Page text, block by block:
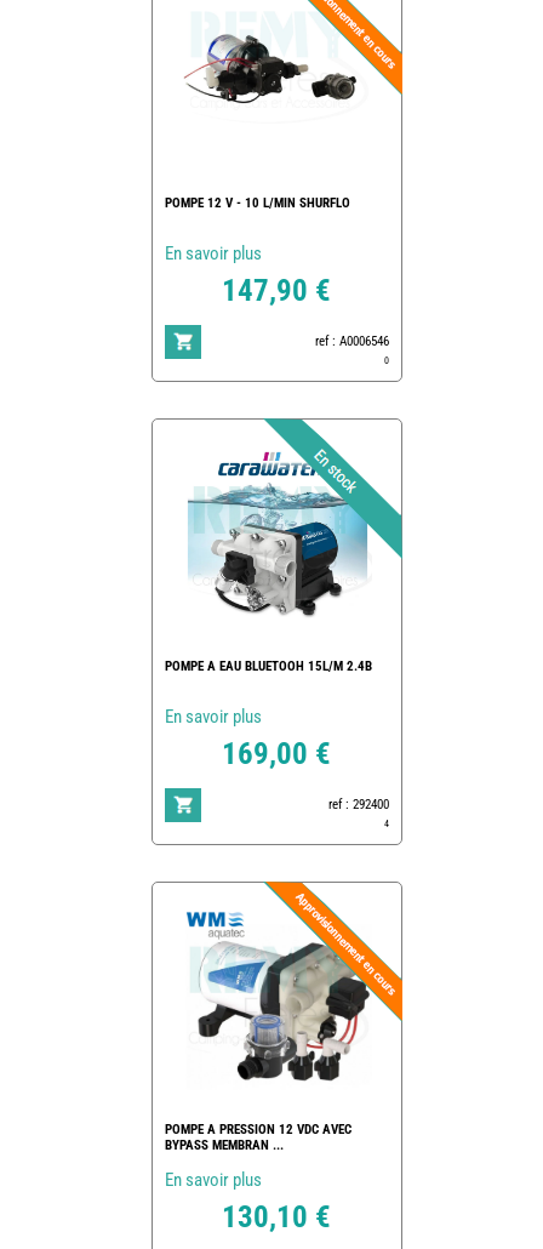
POMPE 12 V - 10 L/MIN SHURFLO
En savoir plus
147,90 €
ref : A0006546
0
POMPE A EAU BLUETOOH 15L/M 2.4B
En savoir plus
169,00 €
ref : 292400
4
POMPE A PRESSION 12 VDC AVEC
BYPASS MEMBRAN ...
En savoir plus
130,10 €